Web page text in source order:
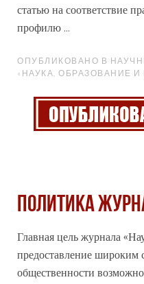
статью на соответствие
профилю ...
ОПУБЛИКОВАНО В
«НАУКА, ОБРАЗОВАНИЕ И
Политика
Главная цель журнала
предоставление широким
общественности